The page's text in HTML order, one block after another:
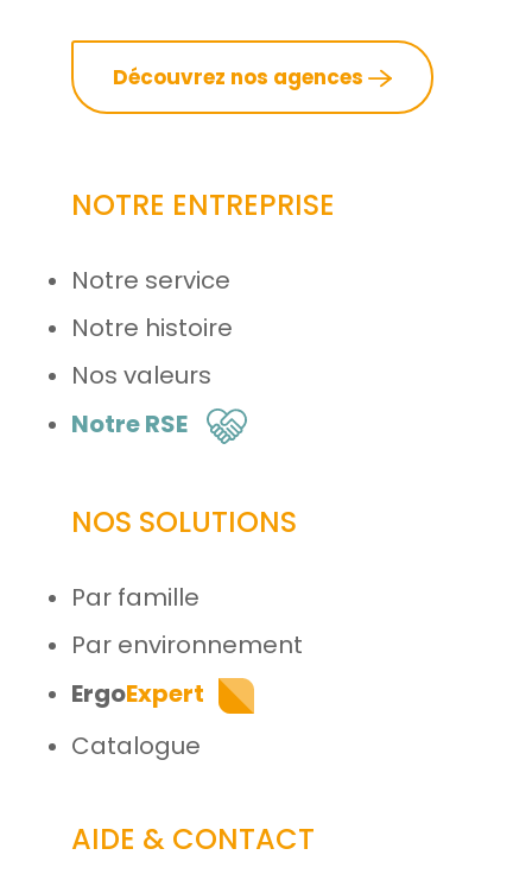
Découvrez nos agences
NOTRE ENTREPRISE
Notre service
Notre histoire
Nos valeurs
Notre RSE
NOS SOLUTIONS
Par famille
Par environnement
ErgoExpert
Catalogue
AIDE & CONTACT